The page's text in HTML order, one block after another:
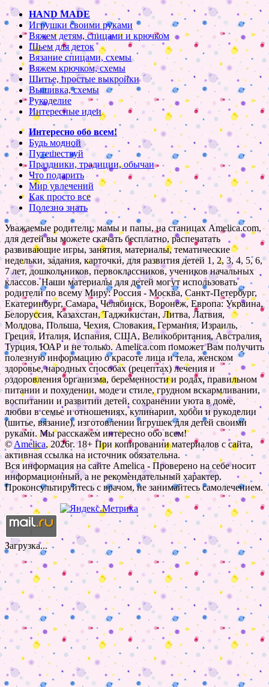
HAND MADE
Игрушки своими руками
Вяжем детям, спицами и крючком
Шьем для деток
Вязание спицами, схемы
Вяжем крючком, схемы
Шитье, простые выкройки
Вышивка, схемы
Рукоделие
Интересные идеи
Интересно обо всем!
Будь модной
Путешествуй
Праздники, традиции, обычаи
Что подарить
Мир увлечений
Как просто все
Полезно знать
Уважаемые родители: мамы и папы, на станицах Amelica.com,
для детей вы можете скачать бесплатно, распечатать
развивающие игры, занятия, материалы, тематические
недельки, задания, карточки, для развития детей 1, 2, 3, 4, 5, 6,
7 лет, дошкольников, первоклассников, учеников начальных
классов. Наши материалы для детей могут использовать
родители по всему Миру: Россия - Москва, Санкт-Петербург,
Екатеринбург, Самара, Челябинск, Воронеж, Европа: Украина,
Белоруссия, Казахстан, Таджикистан, Литва, Латвия,
Молдова, Польша, Чехия, Словакия, Германия, Израиль,
Греция, Италия, Испания, США, Великобритания, Австралия,
Турция, ЮАР и не только. Amelica.com поможет Вам получить
полезную информацию о красоте лица и тела, женском
здоровье, народных способах (рецептах) лечения и
оздоровления организма, беременности и родах, правильном
питании и похудении, моде и стиле, грудном вскармливании,
воспитании и развитии детей, сохранении уюта в доме,
любви в семье и отношениях, кулинарии, хобби и рукоделии
(шитье, вязание), изготовлении игрушек для детей своими
руками. Мы расскажем интересно обо всем!
©Amelica, 2026г. 18+ При копировании материалов с сайта,
активная ссылка на источник обязательна.
Вся информация на сайте Amelica - Проверено на себе носит
информационный, а не рекомендательный характер.
Проконсультируйтесь с врачом, не занимайтесь самолечением.
Загрузка...